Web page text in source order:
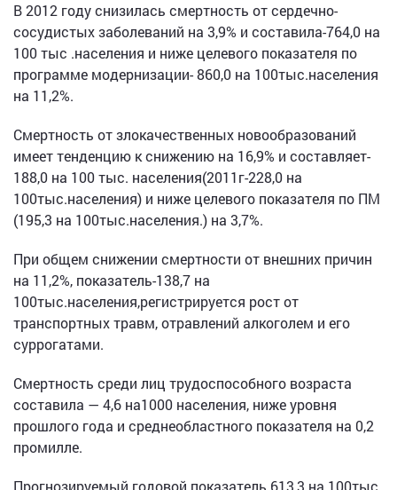
В 2012 году снизилась смертность от сердечно-
сосудистых заболеваний на 3,9% и составила-764,0 на
100 тыс .населения и ниже целевого показателя по
программе модернизации- 860,0 на 100тыс.населения
на 11,2%.
Смертность от злокачественных новообразований
имеет тенденцию к снижению на 16,9% и составляет-
188,0 на 100 тыс. населения(2011г-228,0 на
100тыс.населения) и ниже целевого показателя по ПМ
(195,3 на 100тыс.населения.) на 3,7%.
При общем снижении смертности от внешних причин
на 11,2%, показатель-138,7 на
100тыс.населения,регистрируется рост от
транспортных травм, отравлений алкоголем и его
суррогатами.
Смертность среди лиц трудоспособного возраста
составила — 4,6 на1000 населения, ниже уровня
прошлого года и среднеобластного показателя на 0,2
промилле.